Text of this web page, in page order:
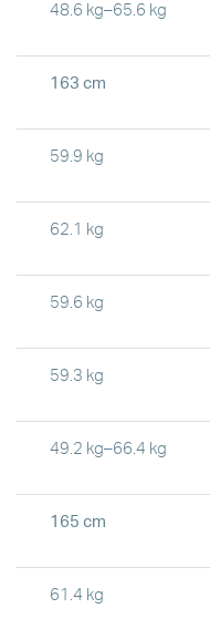
48.6 kg–65.6 kg
163 cm
59.9 kg
62.1 kg
59.6 kg
59.3 kg
49.2 kg–66.4 kg
165 cm
61.4 kg